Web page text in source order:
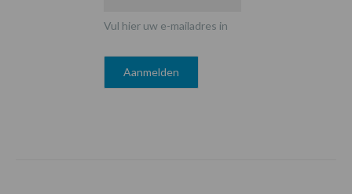
Vul hier uw e-mailadres in